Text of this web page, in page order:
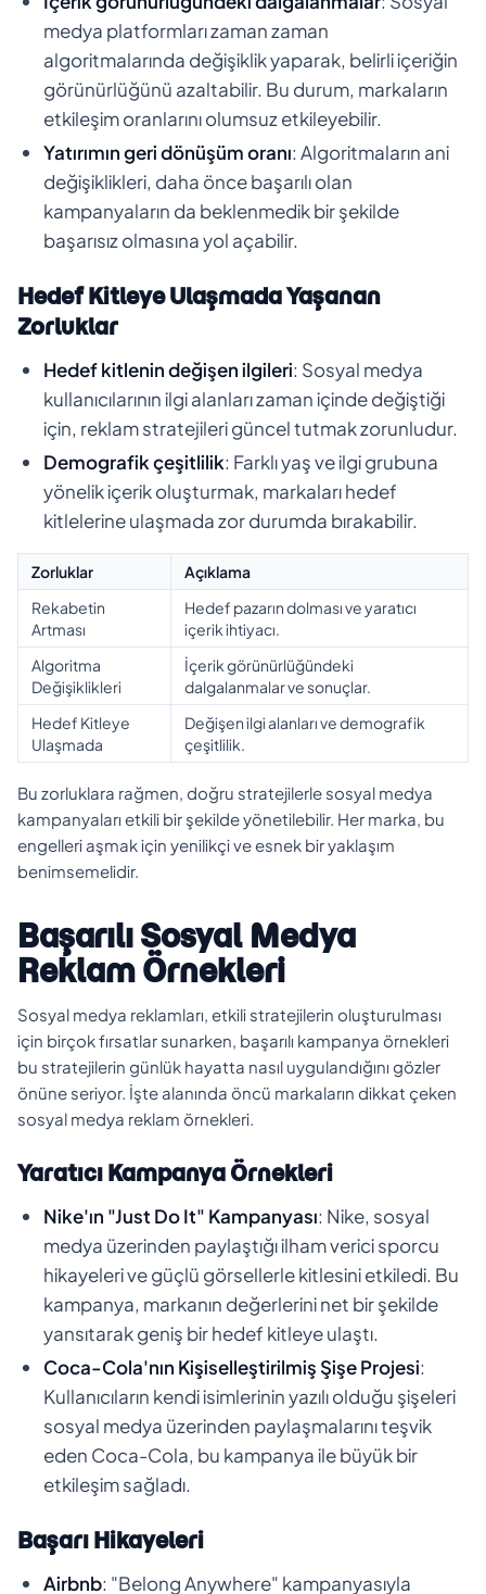
medya platformları zaman zaman
algoritmalarında değişiklik yaparak, belirli içeriğin
görünürlüğünü azaltabilir. Bu durum, markaların
etkileşim oranlarını olumsuz etkileyebilir.
Yatırımın geri dönüşüm oranı: Algoritmaların ani
değişiklikleri, daha önce başarılı olan
kampanyaların da beklenmedik bir şekilde
başarısız olmasına yol açabilir.
Hedef Kitleye Ulaşmada Yaşanan
Zorluklar
Hedef kitlenin değişen ilgileri: Sosyal medya
kullanıcılarının ilgi alanları zaman içinde değiştiği
için, reklam stratejileri güncel tutmak zorunludur.
Demografik çeşitlilik: Farklı yaş ve ilgi grubuna
yönelik içerik oluşturmak, markaları hedef
kitlelerine ulaşmada zor durumda bırakabilir.
Zorluklar
Açıklama
Rekabetin
Artması
Hedef pazarın dolması ve yaratıcı
içerik ihtiyacı.
Algoritma
Değişiklikleri
İçerik görünürlüğündeki
dalgalanmalar ve sonuçlar.
Hedef Kitleye
Ulaşmada
Değişen ilgi alanları ve demografik
çeşitlilik.
Bu zorluklara rağmen, doğru stratejilerle sosyal medya
kampanyaları etkili bir şekilde yönetilebilir. Her marka, bu
engelleri aşmak için yenilikçi ve esnek bir yaklaşım
benimsemelidir.
Başarılı Sosyal Medya
Reklam Örnekleri
Sosyal medya reklamları, etkili stratejilerin oluşturulması
için birçok fırsatlar sunarken, başarılı kampanya örnekleri
bu stratejilerin günlük hayatta nasıl uygulandığını gözler
önüne seriyor. İşte alanında öncü markaların dikkat çeken
sosyal medya reklam örnekleri.
Yaratıcı Kampanya Örnekleri
Nike'ın "Just Do It" Kampanyası: Nike, sosyal
medya üzerinden paylaştığı ilham verici sporcu
hikayeleri ve güçlü görsellerle kitlesini etkiledi. Bu
kampanya, markanın değerlerini net bir şekilde
yansıtarak geniş bir hedef kitleye ulaştı.
Coca-Cola'nın Kişiselleştirilmiş Şişe Projesi:
Kullanıcıların kendi isimlerinin yazılı olduğu şişeleri
sosyal medya üzerinden paylaşmalarını teşvik
eden Coca-Cola, bu kampanya ile büyük bir
etkileşim sağladı.
Başarı Hikayeleri
Airbnb: "Belong Anywhere" kampanyasıyla